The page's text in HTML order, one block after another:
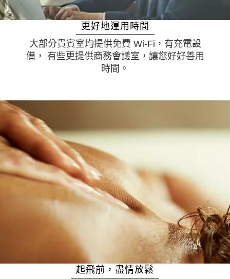
更好地運用時間
大部分貴賓室均提供免費 Wi-Fi，有充電設
備， 有些更提供商務會議室，讓您好好善用
時間。
起飛前，盡情放鬆